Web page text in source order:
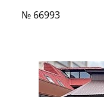
№ 66993